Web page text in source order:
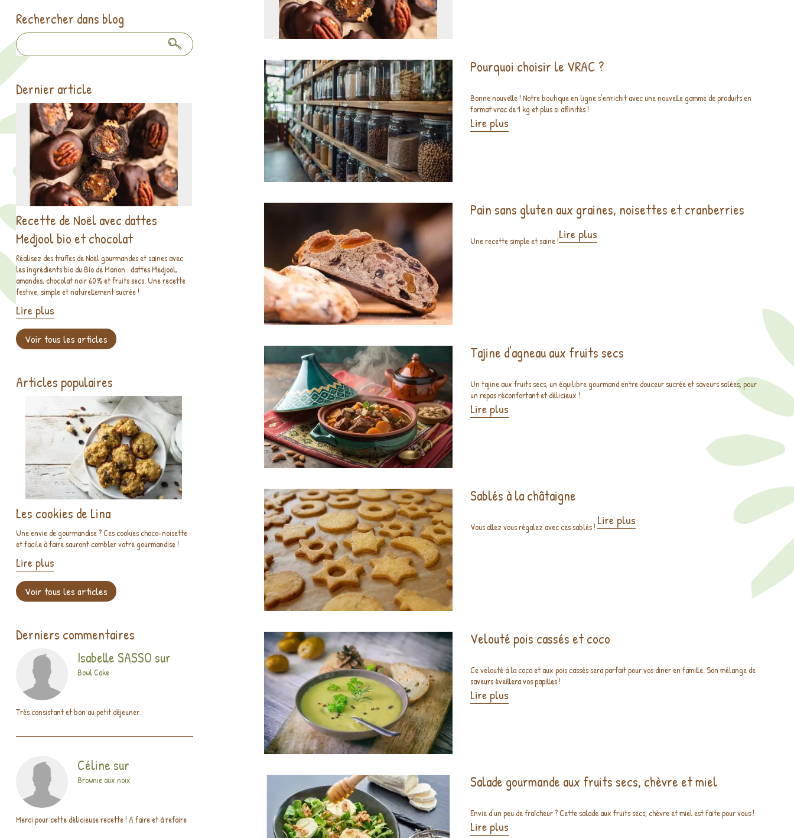
Rechercher dans blog
Dernier article
Recette de Noël avec dattes
Medjool bio et chocolat
Réalisez des truffes de Noël gourmandes et saines avec
les ingrédients bio du Bio de Manon : dattes Medjool,
amandes, chocolat noir 60 % et fruits secs. Une recette
festive, simple et naturellement sucrée !
Lire plus
Voir tous les articles
Articles populaires
Les cookies de Lina
Une envie de gourmandise ? Ces cookies choco-noisette
et facile à faire sauront combler votre gourmandise !
Lire plus
Voir tous les articles
Derniers commentaires
Isabelle SASSO sur
Bowl Cake
Très consistant et bon au petit déjeuner.
Céline sur
Brownie aux noix
Merci pour cette délicieuse recette ! A faire et à refaire
Pourquoi choisir le VRAC ?
Bonne nouvelle ! Notre boutique en ligne s’enrichit avec une nouvelle gamme de produits en
format vrac de 1 kg et plus si affinités !
Lire plus
Pain sans gluten aux graines, noisettes et cranberries
Une recette simple et saine !Lire plus
Tajine d'agneau aux fruits secs
Un tajine aux fruits secs, un équilibre gourmand entre douceur sucrée et saveurs salées, pour
un repas réconfortant et délicieux !
Lire plus
Sablés à la châtaigne
Vous allez vous régalez avec ces sablés !Lire plus
Velouté pois cassés et coco
Ce velouté à la coco et aux pois cassés sera parfait pour vos diner en famille. Son mélange de
saveurs éveillera vos papilles !
Lire plus
Salade gourmande aux fruits secs, chèvre et miel
Envie d'un peu de fraîcheur ? Cette salade aux fruits secs, chèvre et miel est faite pour vous !
Lire plus